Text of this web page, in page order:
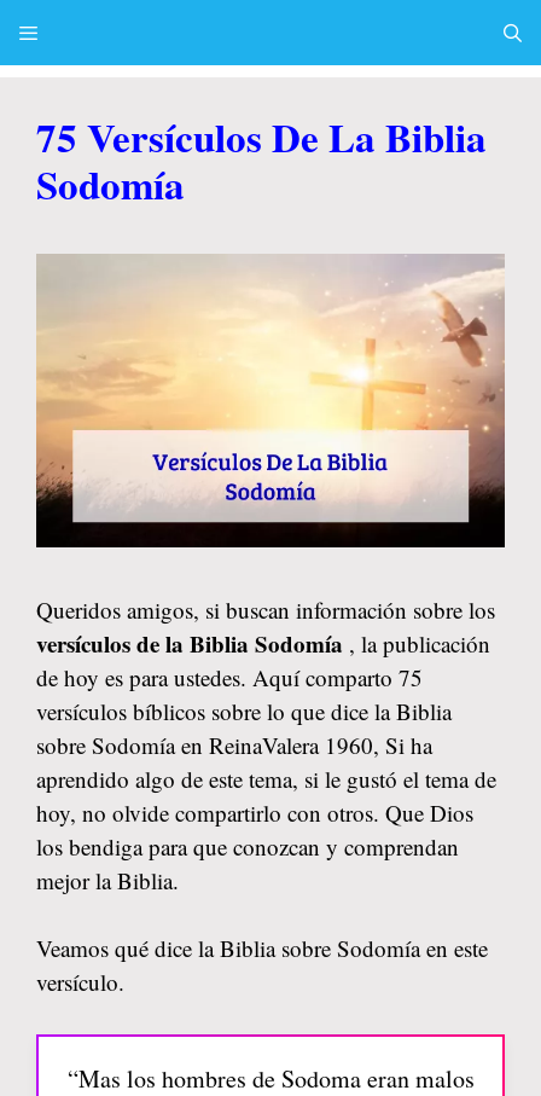
75 Versículos De La Biblia
Sodomía
Queridos amigos, si buscan información sobre los
versículos de la Biblia Sodomía , la publicación
de hoy es para ustedes. Aquí comparto 75
versículos bíblicos sobre lo que dice la Biblia
sobre Sodomía en ReinaValera 1960, Si ha
aprendido algo de este tema, si le gustó el tema de
hoy, no olvide compartirlo con otros. Que Dios
los bendiga para que conozcan y comprendan
mejor la Biblia.
Veamos qué dice la Biblia sobre Sodomía en este
versículo.
“Mas los hombres de Sodoma eran malos